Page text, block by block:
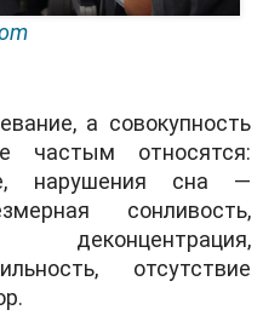
а совокупность
частым относятся:
нарушения сна —
сонливость,
деконцентрация,
отсутствие